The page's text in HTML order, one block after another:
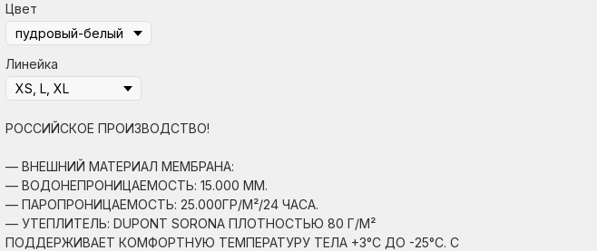
Цвет
Линейка
РОССИЙСКОЕ ПРОИЗВОДСТВО!
— ВНЕШНИЙ МАТЕРИАЛ МЕМБРАНА:
— ВОДОНЕПРОНИЦАЕМОСТЬ: 15.000 ММ.
— ПАРОПРОНИЦАЕМОСТЬ: 25.000ГР/М²/24 ЧАСА.
— УТЕПЛИТЕЛЬ: DUPONT SORONA ПЛОТНОСТЬЮ 80 Г/М²
ПОДДЕРЖИВАЕТ КОМФОРТНУЮ ТЕМПЕРАТУРУ ТЕЛА +3°С ДО -25°С. С